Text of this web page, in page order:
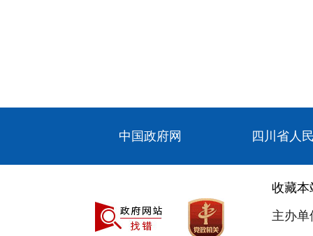
中国政府网 四川省人
收藏本
主办